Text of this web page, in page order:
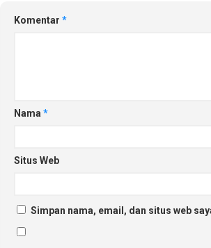
Komentar *
Nama *
Situs Web
Simpan nama, email, dan situs web